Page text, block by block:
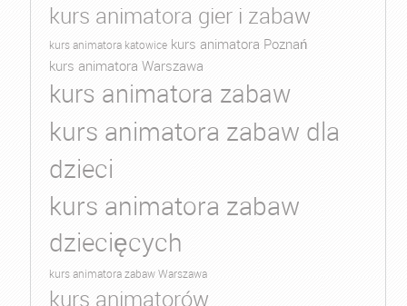
kurs animatora gier i zabaw
kurs animatora katowice kurs animatora Poznań
kurs animatora Warszawa
kurs animatora zabaw
kurs animatora zabaw dla
dzieci
kurs animatora zabaw
dziecięcych
kurs animatora zabaw Warszawa
kurs animatorów